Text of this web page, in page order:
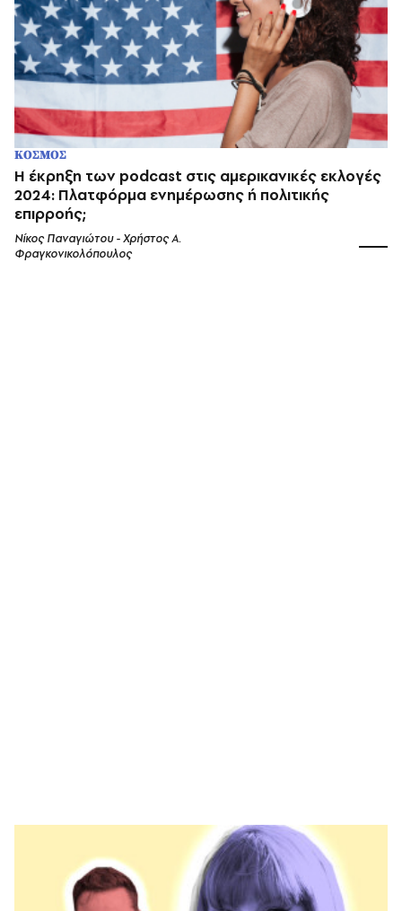
ΚΟΣΜΟΣ
Η έκρηξη των podcast στις αμερικανικές εκλογές
2024: Πλατφόρμα ενημέρωσης ή πολιτικής
επιρροής;
Νίκος Παναγιώτου - Χρήστος Α.
Φραγκονικολόπουλος